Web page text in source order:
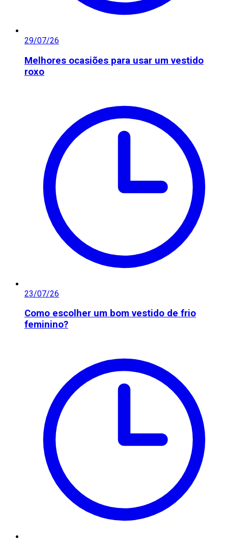
29/07/26
Melhores ocasiões para usar um vestido
roxo
23/07/26
Como escolher um bom vestido de frio
feminino?